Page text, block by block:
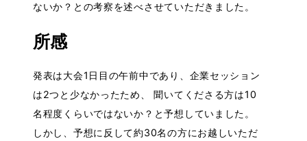
ないか？との考察を述べさせていただきました。
所感
発表は大会1日目の午前中であり、企業セッション
は2つと少なかったため、 聞いてくださる方は10
名程度くらいではないか？と予想していました。
しかし、予想に反して約30名の方にお越しいただ